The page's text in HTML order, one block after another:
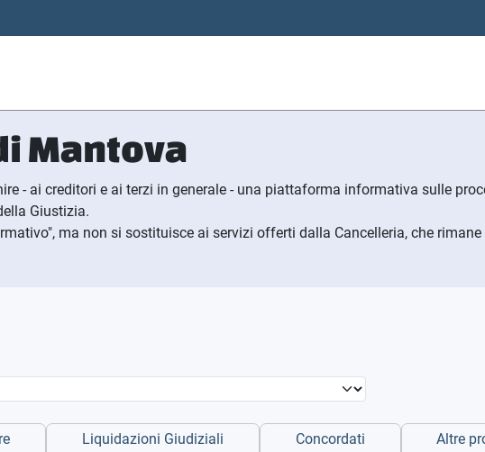
Mantova
- ai creditori e ai terzi in generale - una piattaforma informativa sulle
Giustizia.
ma non si sostituisce ai servizi offerti dalla Cancelleria, che
Liquidazioni Giudiziali
Concordati
Altre